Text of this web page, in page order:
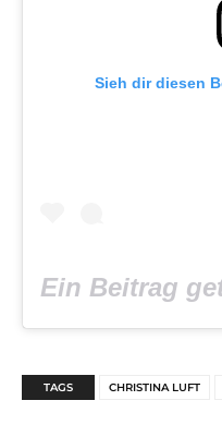
Sieh dir diesen
Ein Beitrag
TAGS CHRISTINA LUFT